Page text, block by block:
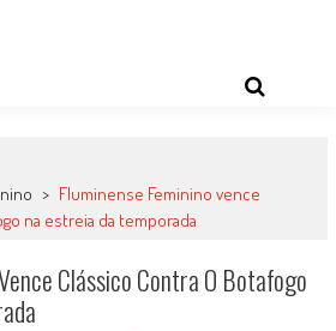
> Fluminense Feminino vence
na estreia da temporada
Clássico Contra O Botafogo